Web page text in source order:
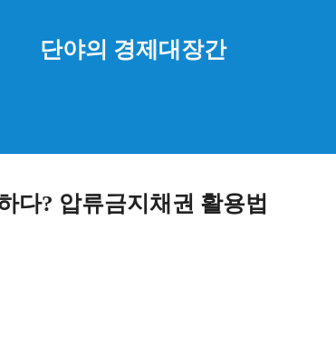
단야의 경제대장간
다? 압류금지채권 활용법